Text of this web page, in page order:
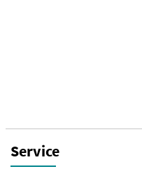
Service